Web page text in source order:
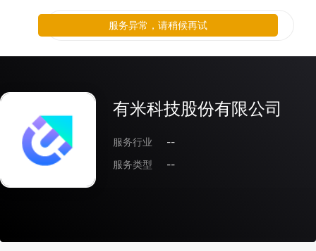
有米科技股份有限公司
服务行业
--
服务类型
--
服务异常，请稍候再试